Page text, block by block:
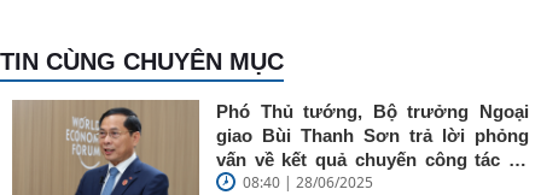
TIN CÙNG CHUYÊN MỤC
Phó Thủ tướng, Bộ trưởng Ngoại
giao Bùi Thanh Sơn trả lời phỏng
vấn về kết quả chuyến công tác tại
Trung Quốc của Thủ tướng Chính
08:40 | 28/06/2025